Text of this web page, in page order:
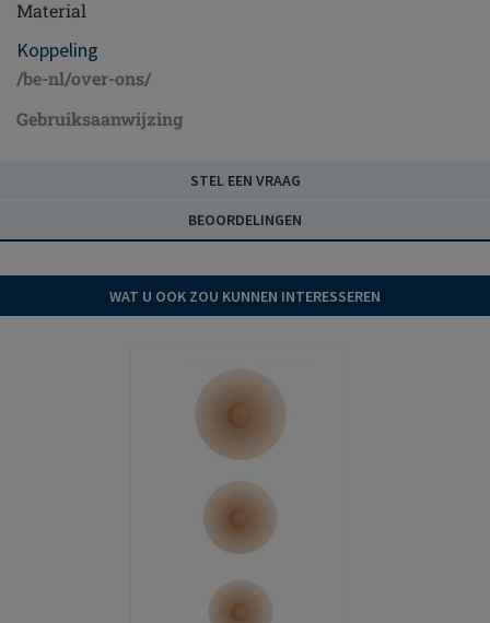
Material
Koppeling
/be-nl/over-ons/
Gebruiksaanwijzing
STEL EEN VRAAG
BEOORDELINGEN
WAT U OOK ZOU KUNNEN INTERESSEREN